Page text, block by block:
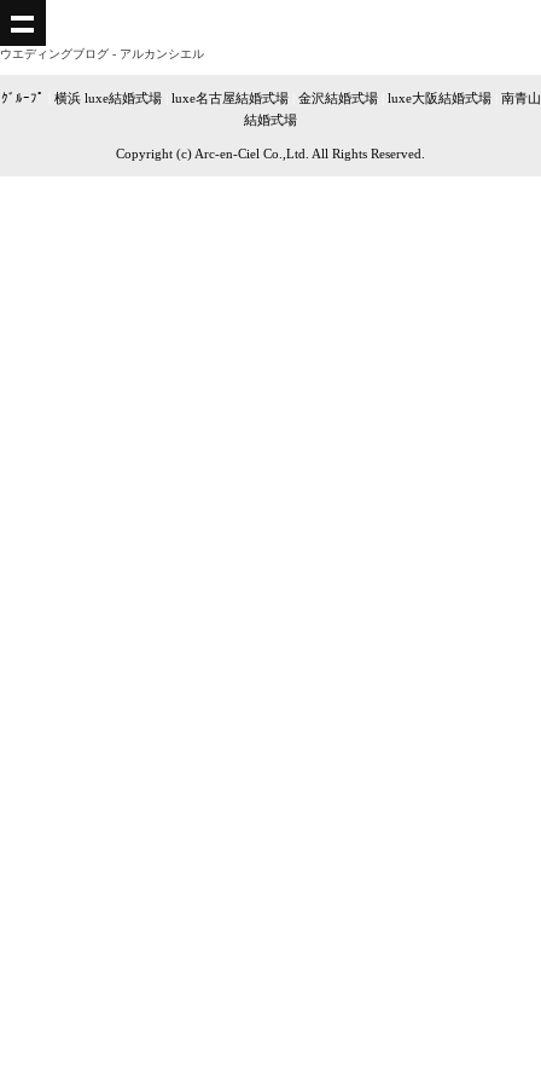
ウエディングブログ - アルカンシエル
ｸﾞﾙｰﾌﾟ 横浜 luxe結婚式場| luxe名古屋結婚式場 金沢結婚式場| luxe大阪結婚式場| 南青山
結婚式場
Copyright (c) Arc-en-Ciel Co.,Ltd. All Rights Reserved.